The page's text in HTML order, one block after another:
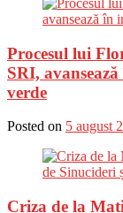
Procesul lui
SRI,
verde
Posted on 5 august
Criza de la